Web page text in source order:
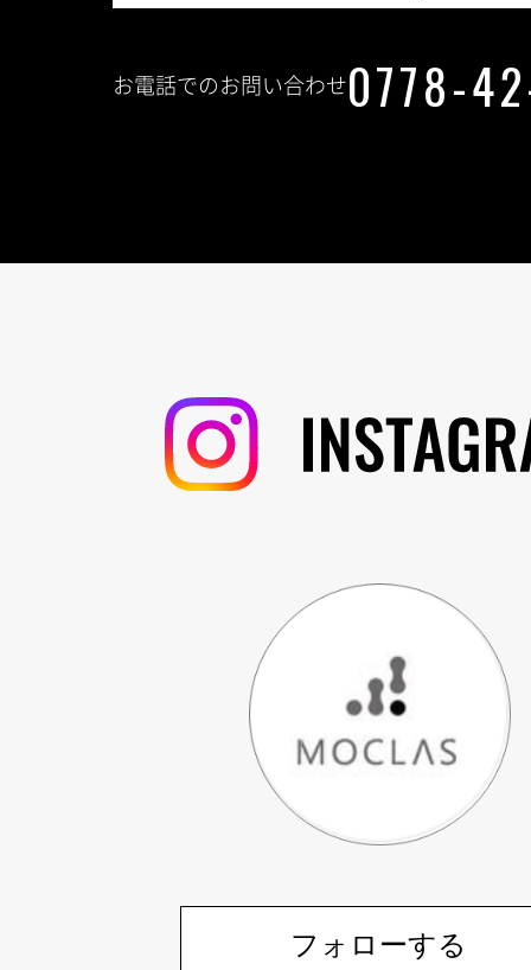
お電話でのお問い合わせ0778-
フォローする